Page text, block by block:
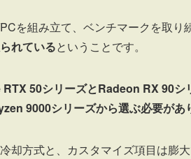
を組み立て、ベンチマークを取り
れているということです。
50シリーズとRadeon RX 90
9000シリーズから選ぶ必要があ
却方式と、カスタマイズ項目は膨大